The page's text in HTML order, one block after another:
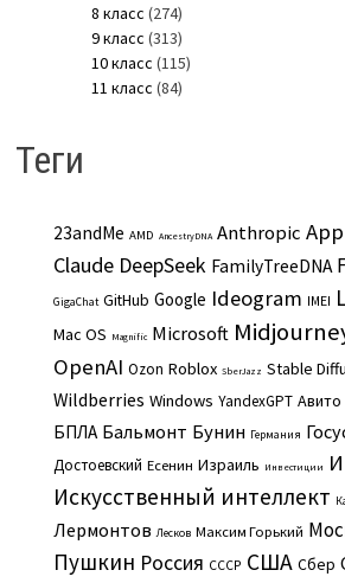
8 класс (274)
9 класс (313)
10 класс (115)
11 класс (84)
Теги
23andMe AMD AncestryDNA Anthropic
Claude DeepSeek FamilyTreeDNA
GigaChat GitHub Google Ideogram IMEI
Mac OS Magnific Microsoft
OpenAI Ozon Roblox SberJazz Stable
Wildberries Windows YandexGPT Авито
БПЛА Бальмонт Бунин Германия
Достоевский Есенин Израиль Инвестиции
Искусственный интеллект
Лермонтов Лесков Максим Горький
Пушкин Россия СССР США Сбер